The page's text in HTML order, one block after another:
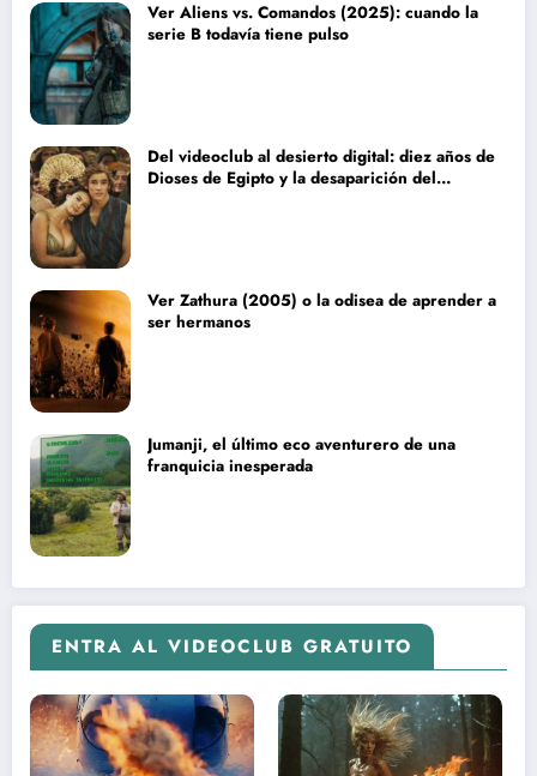
Ver Aliens vs. Comandos (2025): cuando la
serie B todavía tiene pulso
Del videoclub al desierto digital: diez años de
Dioses de Egipto y la desaparición del
Ver Zathura (2005) o la odisea de aprender a
ser hermanos
Jumanji, el último eco aventurero de una
franquicia inesperada
ENTRA AL VIDEOCLUB GRATUITO